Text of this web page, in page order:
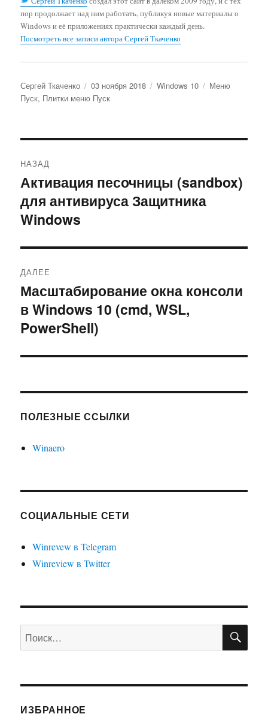
пор продолжает над ним работать, публикуя новые материалы о
Windows и её приложениях практически каждый день.
Посмотреть все записи автора Сергей Ткаченко
Автор
Сергей Ткаченко Опубликовано
03 ноября 2018 Рубрики
Windows 10 Метки
Меню
Пуск, Плитки меню Пуск
по
записям
НАЗАД
Предыдущая
запись:
Активация песочницы (sandbox)
для антивируса Защитника
Windows
ДАЛЕЕ
Следующая
запись:
Масштабирование окна консоли
в Windows 10 (cmd, WSL,
PowerShell)
ПОЛЕЗНЫЕ ССЫЛКИ
Winaero
СОЦИАЛЬНЫЕ СЕТИ
Winrevew в Telegram
Winreview в Twitter
Искать:
ИЗБРАННОЕ